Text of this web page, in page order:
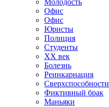
Молодость
Офис
Офис
Юристы
Полиция
Студенты
ХХ век
Болезнь
Реинкарнация
Сверхспособности
Фиктивный брак
Маньяки